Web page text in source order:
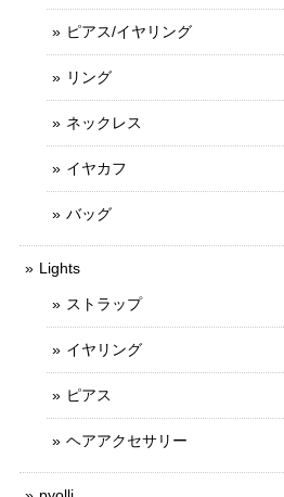
ピアス/イヤリング
リング
ネックレス
イヤカフ
バッグ
Lights
ストラップ
イヤリング
ピアス
ヘアアクセサリー